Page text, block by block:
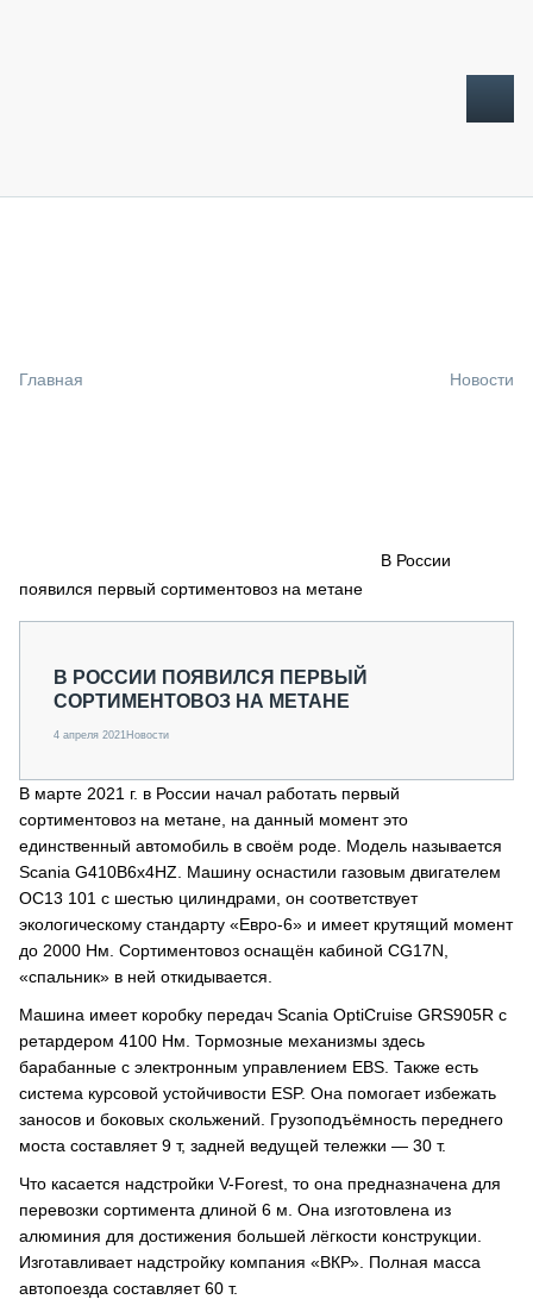
СПЕЦПРОЕКТЫ
О ПРОЕКТЕ
Главная Новости
В России
появился первый сортиментовоз на метане
В РОССИИ ПОЯВИЛСЯ ПЕРВЫЙ
СОРТИМЕНТОВОЗ НА МЕТАНЕ
4 апреля 2021Новости
В марте 2021 г. в России начал работать первый
сортиментовоз на метане, на данный момент это
единственный автомобиль в своём роде. Модель называется
Scania G410B6x4HZ. Машину оснастили газовым двигателем
OC13 101 с шестью цилиндрами, он соответствует
экологическому стандарту «Евро-6» и имеет крутящий момент
до 2000 Нм. Сортиментовоз оснащён кабиной CG17N,
«спальник» в ней откидывается.
Машина имеет коробку передач Scania OptiCruise GRS905R с
ретардером 4100 Нм. Тормозные механизмы здесь
барабанные с электронным управлением EBS. Также есть
система курсовой устойчивости ESP. Она помогает избежать
заносов и боковых скольжений. Грузоподъёмность переднего
моста составляет 9 т, задней ведущей тележки — 30 т.
Что касается надстройки V-Forest, то она предназначена для
перевозки сортимента длиной 6 м. Она изготовлена из
алюминия для достижения большей лёгкости конструкции.
Изготавливает надстройку компания «ВКР». Полная масса
автопоезда составляет 60 т.